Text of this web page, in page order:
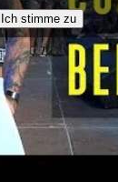
Ich stimme zu